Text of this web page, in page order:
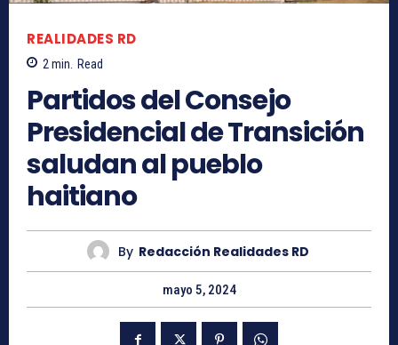
REALIDADES RD
2 min. Read
Partidos del Consejo
Presidencial de Transición
saludan al pueblo
haitiano
By Redacción Realidades RD
mayo 5, 2024